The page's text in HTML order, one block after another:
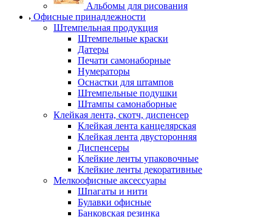
Альбомы для рисования
Офисные принадлежности
Штемпельная продукция
Штемпельные краски
Датеры
Печати самонаборные
Нумераторы
Оснастки для штампов
Штемпельные подушки
Штампы самонаборные
Клейкая лента, скотч, диспенсер
Клейкая лента канцелярская
Клейкая лента двусторонняя
Диспенсеры
Клейкие ленты упаковочные
Клейкие ленты декоративные
Мелкоофисные аксессуары
Шпагаты и нити
Булавки офисные
Банковская резинка